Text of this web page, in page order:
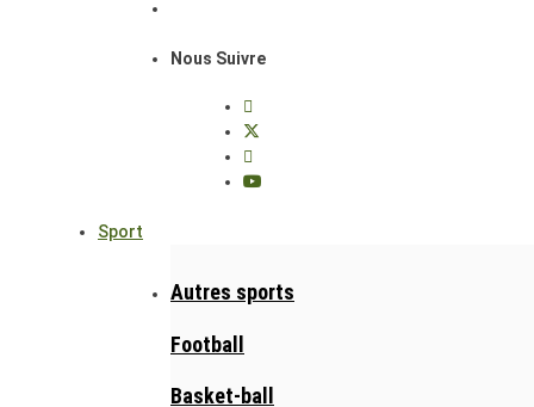
Nous Suivre
Sport
Autres sports
Football
Basket-ball